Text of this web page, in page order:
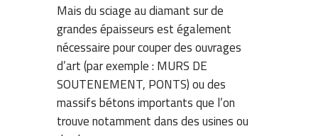
Mais du sciage au diamant sur de
grandes épaisseurs est également
nécessaire pour couper des ouvrages
d’art (par exemple : MURS DE
SOUTENEMENT, PONTS) ou des
massifs bétons importants que l’on
trouve notamment dans des usines ou